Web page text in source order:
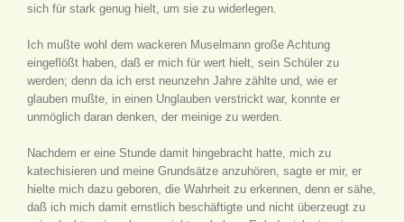
sich für stark genug hielt, um sie zu widerlegen.
Ich mußte wohl dem wackeren Muselmann große Achtung
eingeflößt haben, daß er mich für wert hielt, sein Schüler zu
werden; denn da ich erst neunzehn Jahre zählte und, wie er
glauben mußte, in einen Unglauben verstrickt war, konnte er
unmöglich daran denken, der meinige zu werden.
Nachdem er eine Stunde damit hingebracht hatte, mich zu
katechisieren und meine Grundsätze anzuhören, sagte er mir, er
hielte mich dazu geboren, die Wahrheit zu erkennen, denn er sähe,
daß ich mich damit ernstlich beschäftigte und nicht überzeugt zu